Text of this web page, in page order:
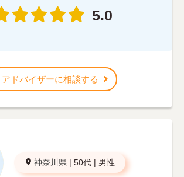
5.0
アドバイザーに相談する
神奈川県 | 50代 | 男性